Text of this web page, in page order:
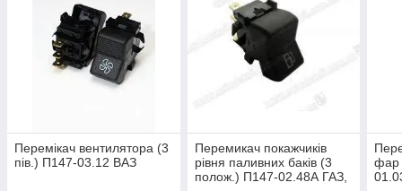
Перемікач вентилятора (3
пів.) П147-03.12 ВАЗ
Перемикач покажчиків
рівня паливних баків (3
полож.) П147-02.48А ГАЗ,
фар